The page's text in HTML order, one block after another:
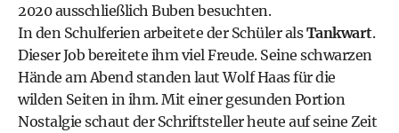
2020 ausschließlich Buben besuchten.
In den Schulferien arbeitete der Schüler alsTankwart.
Dieser Job bereitete ihm viel Freude. Seine schwarzen
Hände am Abend standen laut Wolf Haas für die
wilden Seiten in ihm. Mit einer gesunden Portion
Nostalgie schaut der Schriftsteller heute auf seine Zeit